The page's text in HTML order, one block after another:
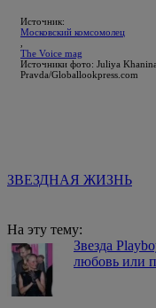
Источник:
Московский комсомолец
The Voice mag
Источники фото: Juliya
Pravda/Globallookpress.com
ЗВЕЗДНАЯ ЖИЗНЬ
На эту тему:
Звезда
любовь или